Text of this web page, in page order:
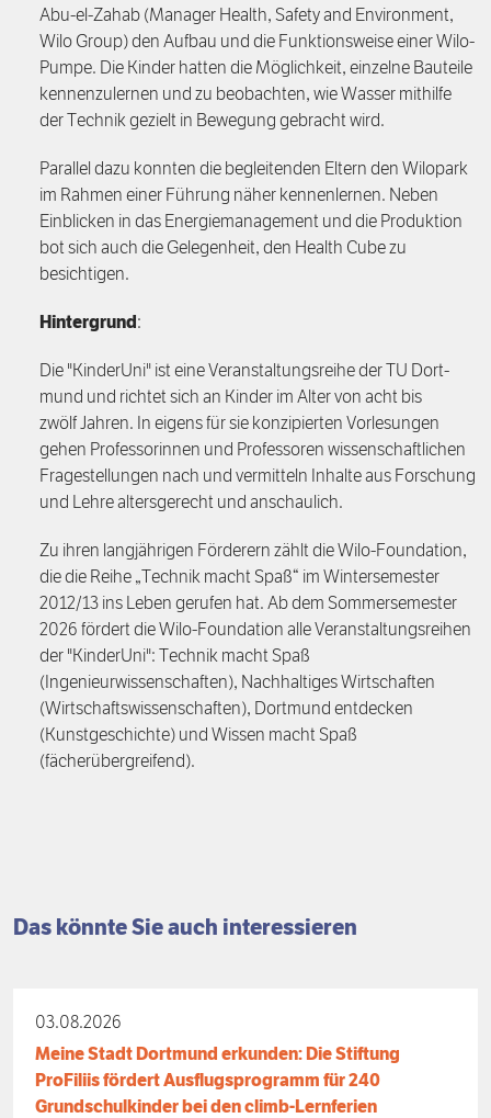
Abu-el-Zahab (Manager Health, Safety and Environment,
Wilo Group) den Aufbau und die Funktionsweise einer Wilo-
Pumpe. Die Kinder hatten die Möglichkeit, einzelne Bauteile
kennenzulernen und zu beobachten, wie Wasser mithilfe
der Technik gezielt in Bewegung gebracht wird.
Parallel dazu konnten die begleitenden Eltern den Wilopark
im Rahmen einer Führung näher kennenlernen. Neben
Einblicken in das Energiemanagement und die Produktion
bot sich auch die Gelegenheit, den Health Cube zu
besichtigen.
Hintergrund :
Die "KinderUni" ist eine Ver­an­stal­tungs­rei­he der TU Dort­
mund und richtet sich an Kin­der im Alter von acht bis
zwölf Jah­ren. In eigens für sie konzipierten Vorlesungen
gehen Professorinnen und Professoren wissenschaftlichen
Fragestellungen nach und vermitteln Inhalte aus Forschung
und Lehre altersgerecht und anschaulich.
Zu ihren langjährigen Förderern zählt die Wilo-Foundation,
die die Reihe „Technik macht Spaß“ im Wintersemester
2012/13 ins Leben gerufen hat. Ab dem Sommersemester
2026 fördert die Wilo-Foundation alle Veranstaltungsreihen
der "KinderUni": Technik macht Spaß
(Ingenieurwissenschaften), Nachhaltiges Wirtschaften
(Wirtschaftswissenschaften), Dortmund entdecken
(Kunstgeschichte) und Wissen macht Spaß
(fächerübergreifend).
Das könnte Sie auch interessieren
03.08.2026
Meine Stadt Dortmund erkunden: Die Stiftung
ProFiliis fördert Ausflugsprogramm für 240
Grundschulkinder bei den climb-Lernferien